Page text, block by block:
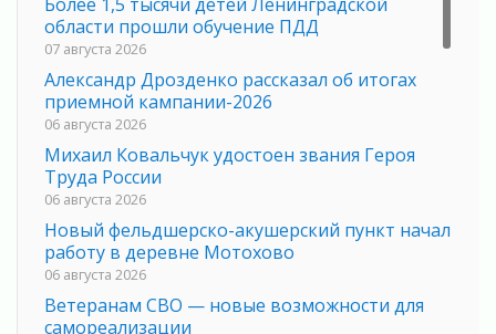
области прошли обучение ПДД
07 августа 2026
Александр Дрозденко рассказал об итогах
приемной кампании-2026
06 августа 2026
Михаил Ковальчук удостоен звания Героя
Труда России
06 августа 2026
Новый фельдшерско-акушерский пункт начал
работу в деревне Мотохово
06 августа 2026
Ветеранам СВО — новые возможности для
самореализации